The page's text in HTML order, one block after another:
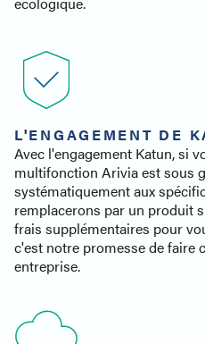
L'ENGAGEMENT DE
Avec l'engagement Katun, si
multifonction Arivia est sous
systématiquement aux
remplacerons par un produit
frais supplémentaires pour
c'est notre promesse de faire
entreprise.